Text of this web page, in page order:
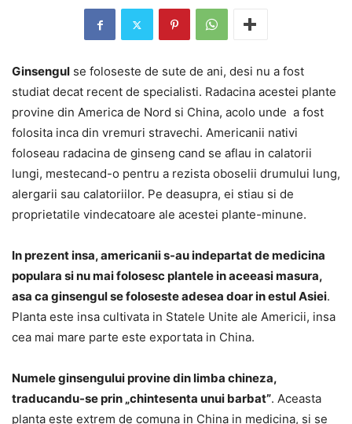
Ginsengul se foloseste de sute de ani, desi nu a fost
studiat decat recent de specialisti. Radacina acestei plante
provine din America de Nord si China, acolo unde a fost
folosita inca din vremuri stravechi. Americanii nativi
foloseau radacina de ginseng cand se aflau in calatorii
lungi, mestecand-o pentru a rezista oboselii drumului lung,
alergarii sau calatoriilor. Pe deasupra, ei stiau si de
proprietatile vindecatoare ale acestei plante-minune.
In prezent insa, americanii s-au indepartat de medicina
populara si nu mai folosesc plantele in aceeasi masura,
asa ca ginsengul se foloseste adesea doar in estul Asiei.
Planta este insa cultivata in Statele Unite ale Americii, insa
cea mai mare parte este exportata in China.
Numele ginsengului provine din limba chineza,
traducandu-se prin „chintesenta unui barbat”. Aceasta
planta este extrem de comuna in China in medicina, si se